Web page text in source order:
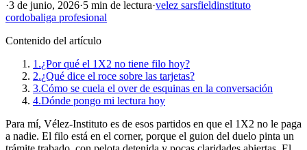
·3 de junio, 2026·5 min de lectura·velez sarsfieldinstituto
cordobaliga profesional
Contenido del artículo
1.¿Por qué el 1X2 no tiene filo hoy?
2.¿Qué dice el roce sobre las tarjetas?
3.Cómo se cuela el over de esquinas en la conversación
4.Dónde pongo mi lectura hoy
Para mí, Vélez-Instituto es de esos partidos en que el 1X2 no le paga
a nadie. El filo está en el corner, porque el guion del duelo pinta un